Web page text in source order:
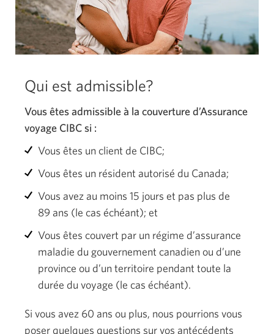
Qui est admissible?
Vous êtes admissible à la couverture d’Assurance
voyage CIBC si :
Vous êtes un client de CIBC;
Vous êtes un résident autorisé du Canada;
Vous avez au moins 15 jours et pas plus de
89 ans (le cas échéant); et
Vous êtes couvert par un régime d’assurance
maladie du gouvernement canadien ou d’une
province ou d’un territoire pendant toute la
durée du voyage (le cas échéant).
Si vous avez 60 ans ou plus, nous pourrions vous
poser quelques questions sur vos antécédents